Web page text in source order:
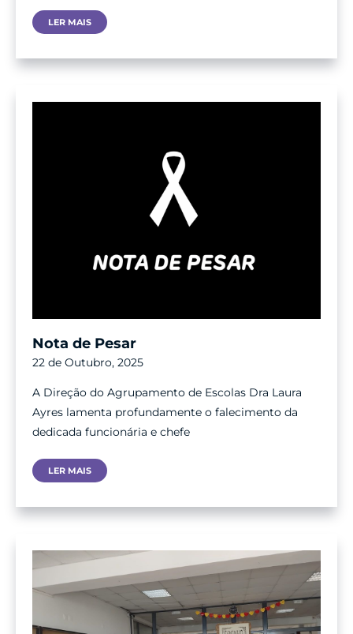
Capitães
Da
Areia
LER MAIS
Nota de Pesar
22 de Outubro, 2025
A Direção do Agrupamento de Escolas Dra Laura
Ayres lamenta profundamente o falecimento da
dedicada funcionária e chefe
Nota
De
Pesar
LER MAIS